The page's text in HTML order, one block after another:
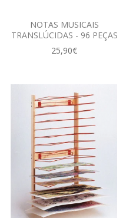
NOTAS MUSICAIS
TRANSLÚCIDAS - 96 PEÇAS
25,90€